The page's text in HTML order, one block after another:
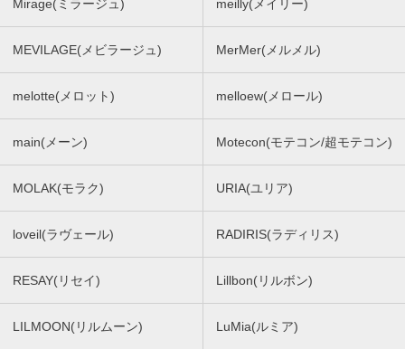
Mirage(ミラージュ) meilly(メイリー)
MEVILAGE(メビラージュ) MerMer(メルメル)
melotte(メロット) melloew(メロール)
main(メーン) Motecon(モテコン/超モテコン)
MOLAK(モラク) URIA(ユリア)
loveil(ラヴェール) RADIRIS(ラディリス)
RESAY(リセイ) Lillbon(リルボン)
LILMOON(リルムーン) LuMia(ルミア)